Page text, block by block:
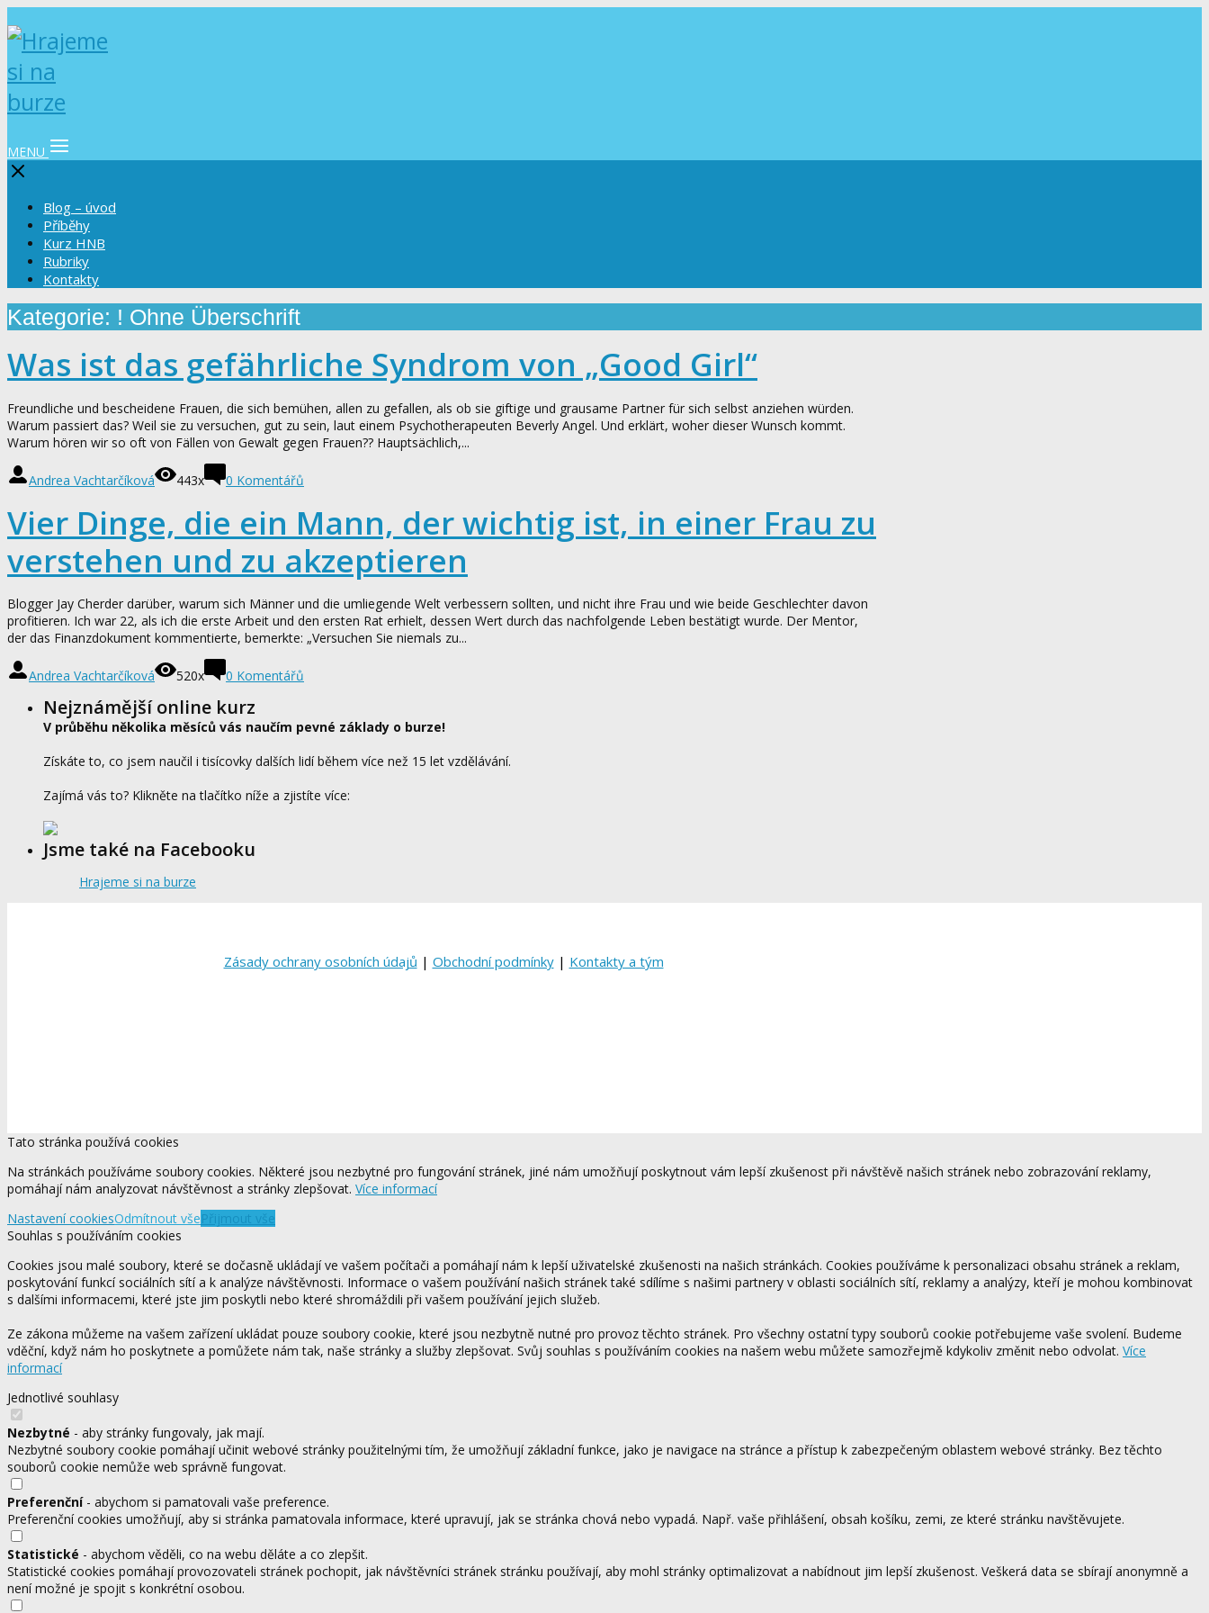
MENU
Blog – úvod
Příběhy
Kurz HNB
Rubriky
Kontakty
Kategorie: ! Ohne Überschrift
Was ist das gefährliche Syndrom von „Good Girl“
Freundliche und bescheidene Frauen, die sich bemühen, allen zu gefallen, als ob sie giftige und grausame Partner für sich selbst anziehen würden.
Warum passiert das? Weil sie zu versuchen, gut zu sein, laut einem Psychotherapeuten Beverly Angel. Und erklärt, woher dieser Wunsch kommt.
Warum hören wir so oft von Fällen von Gewalt gegen Frauen?? Hauptsächlich,...
Andrea Vachtarčíková 443x 0 Komentářů
Vier Dinge, die ein Mann, der wichtig ist, in einer Frau zu
verstehen und zu akzeptieren
Blogger Jay Cherder darüber, warum sich Männer und die umliegende Welt verbessern sollten, und nicht ihre Frau und wie beide Geschlechter davon
profitieren. Ich war 22, als ich die erste Arbeit und den ersten Rat erhielt, dessen Wert durch das nachfolgende Leben bestätigt wurde. Der Mentor,
der das Finanzdokument kommentierte, bemerkte: „Versuchen Sie niemals zu...
Andrea Vachtarčíková 520x 0 Komentářů
Nejznámější online kurz
V průběhu několika měsíců vás naučím pevné základy o burze!
Získáte to, co jsem naučil i tisícovky dalších lidí během více než 15 let vzdělávání.
Zajímá vás to? Klikněte na tlačítko níže a zjistíte více:
Jsme také na Facebooku
Hrajeme si na burze
Zásady ochrany osobních údajů | Obchodní podmínky| Kontakty a tým
Tato stránka používá cookies
Na stránkách používáme soubory cookies. Některé jsou nezbytné pro fungování stránek, jiné nám umožňují poskytnout vám lepší zkušenost při návštěvě našich stránek nebo zobrazování reklamy,
pomáhají nám analyzovat návštěvnost a stránky zlepšovat. Více informací
Nastavení cookiesOdmítnout všePřijmout vše
Souhlas s používáním cookies
Cookies jsou malé soubory, které se dočasně ukládají ve vašem počítači a pomáhají nám k lepší uživatelské zkušenosti na našich stránkách. Cookies používáme k personalizaci obsahu stránek a reklam,
poskytování funkcí sociálních sítí a k analýze návštěvnosti. Informace o vašem používání našich stránek také sdílíme s našimi partnery v oblasti sociálních sítí, reklamy a analýzy, kteří je mohou kombinovat
s dalšími informacemi, které jste jim poskytli nebo které shromáždili při vašem používání jejich služeb.
Ze zákona můžeme na vašem zařízení ukládat pouze soubory cookie, které jsou nezbytně nutné pro provoz těchto stránek. Pro všechny ostatní typy souborů cookie potřebujeme vaše svolení. Budeme
vděční, když nám ho poskytnete a pomůžete nám tak, naše stránky a služby zlepšovat. Svůj souhlas s používáním cookies na našem webu můžete samozřejmě kdykoliv změnit nebo odvolat. Více
informací
Jednotlivé souhlasy
Nezbytné - aby stránky fungovaly, jak mají.
Nezbytné soubory cookie pomáhají učinit webové stránky použitelnými tím, že umožňují základní funkce, jako je navigace na stránce a přístup k zabezpečeným oblastem webové stránky. Bez těchto
souborů cookie nemůže web správně fungovat.
Preferenční- abychom si pamatovali vaše preference.
Preferenční cookies umožňují, aby si stránka pamatovala informace, které upravují, jak se stránka chová nebo vypadá. Např. vaše přihlášení, obsah košíku, zemi, ze které stránku navštěvujete.
Statistické - abychom věděli, co na webu děláte a co zlepšit.
Statistické cookies pomáhají provozovateli stránek pochopit, jak návštěvníci stránek stránku používají, aby mohl stránky optimalizovat a nabídnout jim lepší zkušenost. Veškerá data se sbírají anonymně a
není možné je spojit s konkrétní osobou.